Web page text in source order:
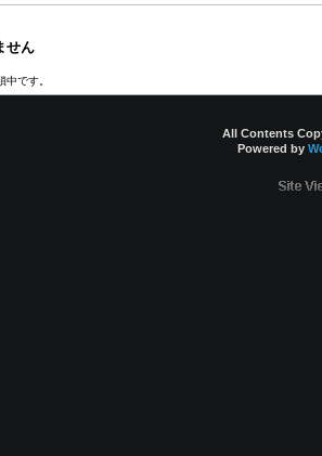
せん
です。
All Contents
Powered by